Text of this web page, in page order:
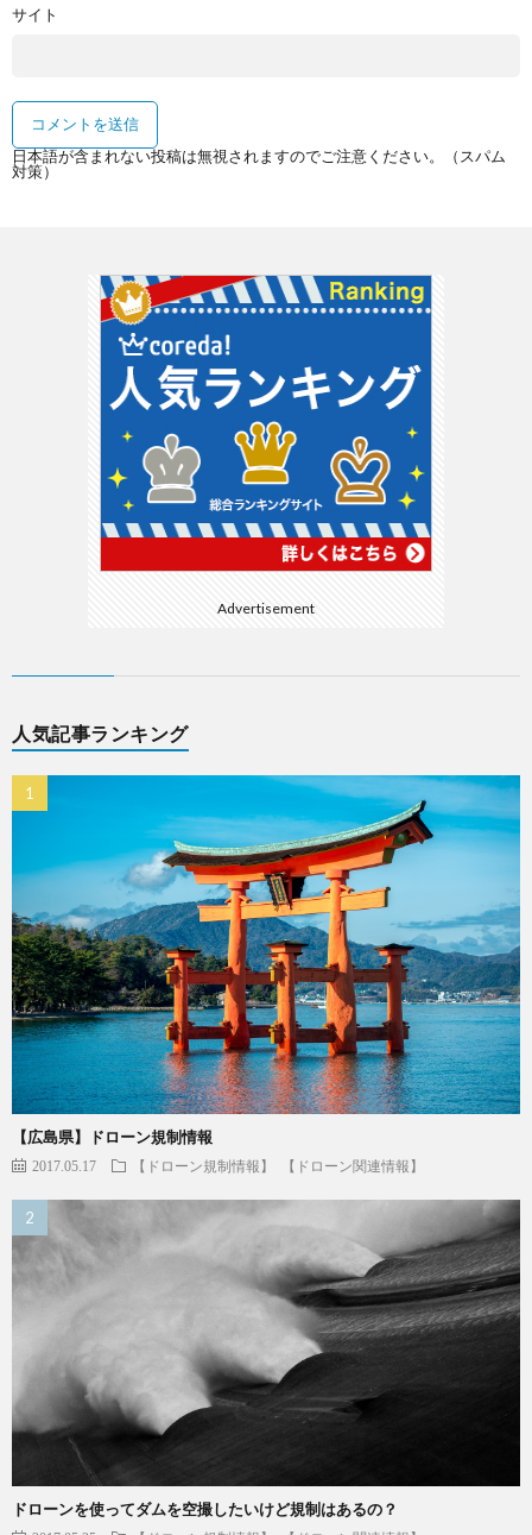
サイト
日本語が含まれない投稿は無視されますのでご注意ください。（スパム
対策）
Advertisement
人気記事ランキング
【広島県】ドローン規制情報
2017.05.17 【ドローン規制情報】 【ドローン関連情報】
ドローンを使ってダムを空撮したいけど規制はあるの？